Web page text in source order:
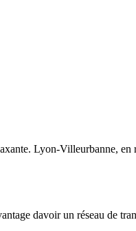
Lyon-Villeurbanne, en
davoir un réseau de